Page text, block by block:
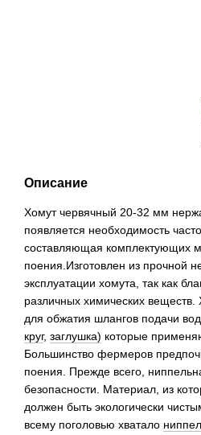
Описание
Хомут червячный 20-32 мм
появляется необходимость
составляющая комплектующих
поения.Изготовлен из прочной
эксплуатации хомута, так как
различных химических
для обжатия шлангов подачи
круг, заглушка) которые
Большинство фермеров
поения. Прежде всего,
безопасности. Материал, из
должен быть экологически
всему поголовью хватало